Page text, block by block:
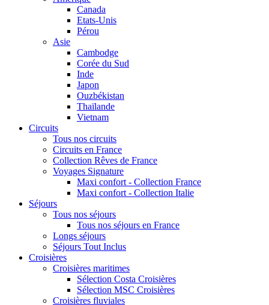
Canada
Etats-Unis
Pérou
Asie
Cambodge
Corée du Sud
Inde
Japon
Ouzbékistan
Thaïlande
Vietnam
Circuits
Tous nos circuits
Circuits en France
Collection Rêves de France
Voyages Signature
Maxi confort - Collection France
Maxi confort - Collection Italie
Séjours
Tous nos séjours
Tous nos séjours en France
Longs séjours
Séjours Tout Inclus
Croisières
Croisières maritimes
Sélection Costa Croisières
Sélection MSC Croisières
Croisières fluviales